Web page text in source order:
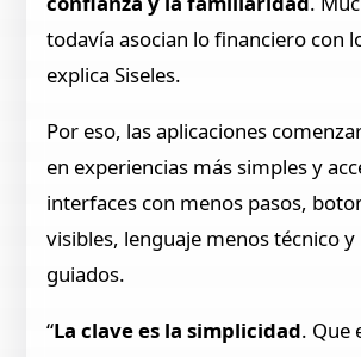
todavía asocian lo financiero con
explica Siseles.
Por eso, las aplicaciones
en experiencias más simples y
interfaces con menos pasos,
visibles, lenguaje menos técnico
guiados.
“La clave es la simplicidad. Que